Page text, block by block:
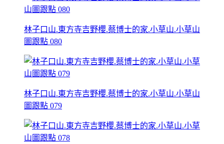
林子口山.東方寺吉野櫻.蔡博士的家.小草山.小草山
圖跟點 080
林子口山.東方寺吉野櫻.蔡博士的家.小草山.小草山
圖跟點 079